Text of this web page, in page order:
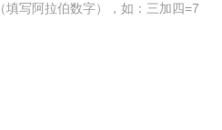
填写阿拉伯数字），如：三加四=7